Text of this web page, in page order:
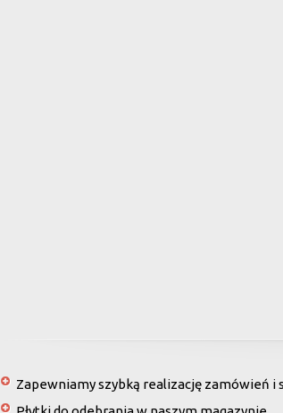
Zapewniamy szybką realizację zamówień i